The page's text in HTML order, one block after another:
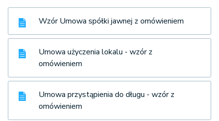
Wzór Umowa spółki jawnej z omówieniem
Umowa użyczenia lokalu - wzór z
omówieniem
Umowa przystąpienia do długu - wzór z
omówieniem